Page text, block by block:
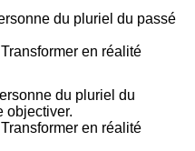
du pluriel du passé
en réalité
du pluriel du
objectiver.
en réalité